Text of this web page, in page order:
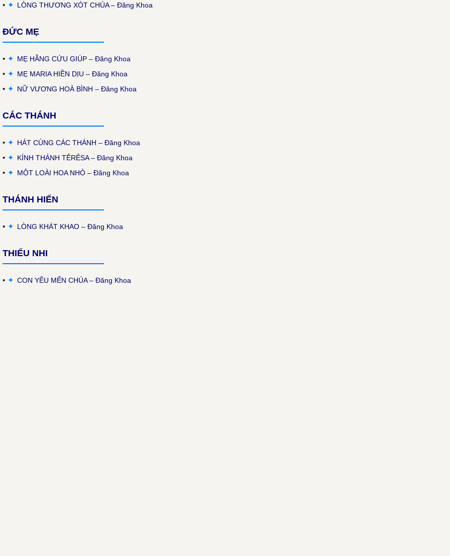
✦ LÒNG THƯƠNG XÓT CHÚA – Đăng Khoa
ĐỨC MẸ
✦ MẸ HẰNG CỨU GIÚP – Đăng Khoa
✦ MẸ MARIA HIỀN DỊU – Đăng Khoa
✦ NỮ VƯƠNG HOÀ BÌNH – Đăng Khoa
CÁC THÁNH
✦ HÁT CÙNG CÁC THÁNH – Đăng Khoa
✦ KÍNH THÁNH TÊRÊSA – Đăng Khoa
✦ MỘT LOÀI HOA NHỎ – Đăng Khoa
THÁNH HIẾN
✦ LÒNG KHÁT KHAO – Đăng Khoa
THIẾU NHI
✦ CON YÊU MẾN CHÚA – Đăng Khoa